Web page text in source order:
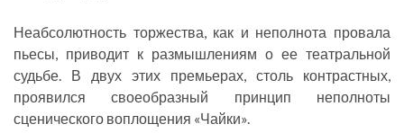
Неабсолютность торжества, как и неполнота провала
пьесы, приводит к размышлениям о ее театральной
судьбе. В двух этих премьерах, столь контрастных,
проявился своеобразный принцип неполноты
сценического воплощения «Чайки».